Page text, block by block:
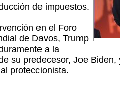
de impuestos.
en el Foro
de Davos, Trump
a la
su predecesor, Joe
proteccionista.